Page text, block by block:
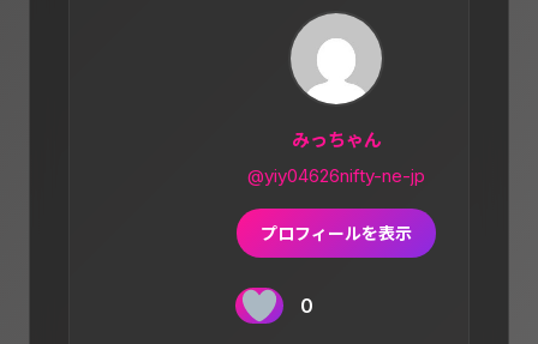
みっちゃん
@yiy04626nifty-ne-jp
プロフィールを表示
0